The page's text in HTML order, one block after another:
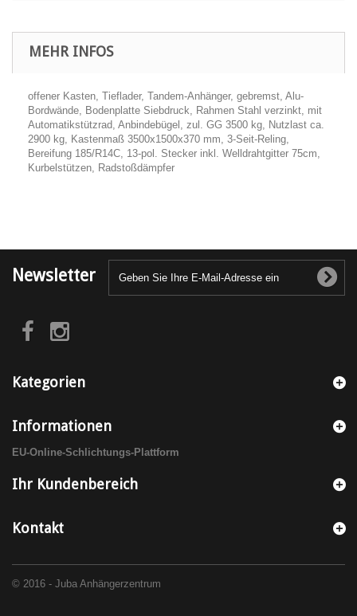
MEHR INFOS
offener Kasten, Tieflader, Tandem-Anhänger, gebremst, Alu-
Bordwände, Bodenplatte Siebdruck, Rahmen Stahl verzinkt, mit
Automatikstützrad, Anbindebügel, zul. GG 3500 kg, Nutzlast ca.
2900 kg, Kastenmaß 3500x1500x370 mm, 3-Seit-Reling,
Bereifung 185/R14C, 13-pol. Stecker inkl. Welldrahtgitter 75cm,
Kurbelstützen, Radstoßdämpfer
Newsletter
Kategorien
Informationen
EU-Online-Schlichtungs-Plattform
© 2016 - Juba Anhängerzentrum
Ihr Kundenbereich
Kontakt